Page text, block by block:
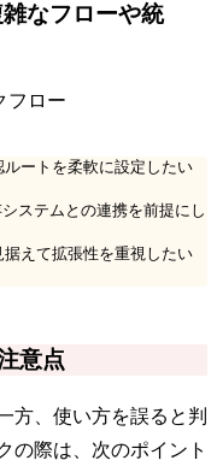
なフローや統
フロー
ートを柔軟に設定したい
ステムとの連携を前提にし
えて拡張性を重視したい
意点
方、使い方を誤ると判
の際は、次のポイント